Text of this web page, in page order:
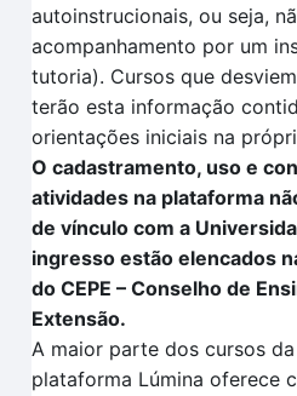
autoinstrucionais, ou seja,
acompanhamento por um
tutoria). Cursos que
terão esta informação
orientações iniciais na
O cadastramento, uso e
atividades na plataforma
de vínculo com a
ingresso estão elencados
do CEPE – Conselho de
Extensão.
A maior parte dos cursos da
plataforma Lúmina oferece